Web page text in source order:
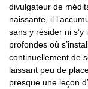
divulgateur de
naissante, il
sans y résider ni
profondes où
continuellement de
laissant peu de
presque une leçon